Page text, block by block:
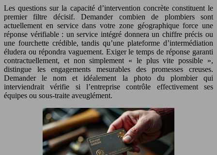
Les questions sur la capacité d’intervention concrète constituent le
premier filtre décisif. Demander combien de plombiers sont
actuellement en service dans votre zone géographique force une
réponse vérifiable : un service intégré donnera un chiffre précis ou
une fourchette crédible, tandis qu’une plateforme d’intermédiation
éludera ou répondra vaguement. Exiger le temps de réponse garanti
contractuellement, et non simplement « le plus vite possible »,
distingue les engagements mesurables des promesses creuses.
Demander le nom et idéalement la photo du plombier qui
interviendrait vérifie si l’entreprise contrôle effectivement ses
équipes ou sous-traite aveuglément.